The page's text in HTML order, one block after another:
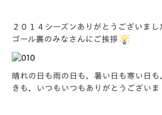
２０１４シーズンありがとうございまし
ゴール裏のみなさんにご挨拶
晴れの日も雨の日も、暑い日も寒い日
きも、いつもいつもありがとうございま